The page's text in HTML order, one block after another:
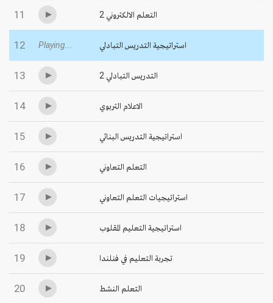
11 التعلم الالكتروني 2
12 Playing... استراتيجية التدريس التبادلي
13 التدريس التبادلي 2
14 الاعلام التربوي
15 استراتيجية التدريس البنائي
16 التعلم التعاوني
17 استراتيجيات التعلم التعاوني
18 استراتيجية التعليم المقلوب
19 تجربة التعليم في فنلندا
20 التعلم النشط